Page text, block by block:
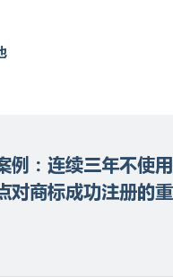
例：连续三年不使
对商标成功注册的